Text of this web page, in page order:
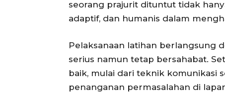
seorang prajurit dituntut tidak
adaptif, dan humanis dalam
Pelaksanaan latihan berlangsung
serius namun tetap bersahabat.
baik, mulai dari teknik komunikasi
penanganan permasalahan di